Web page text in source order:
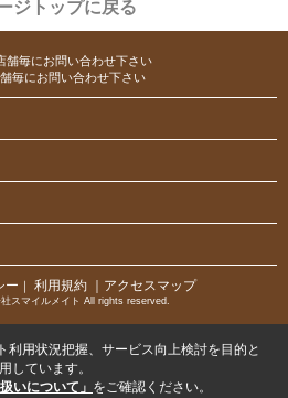
ジトップに戻る
舗毎にお問い合わせ下さい
毎にお問い合わせ下さい
ー 利用規約 ｜アクセスマップ
スマイルメイト All rights reserved.
利用状況把握、サービス向上検討を目的と
しています。
いについて」 をご確認ください。